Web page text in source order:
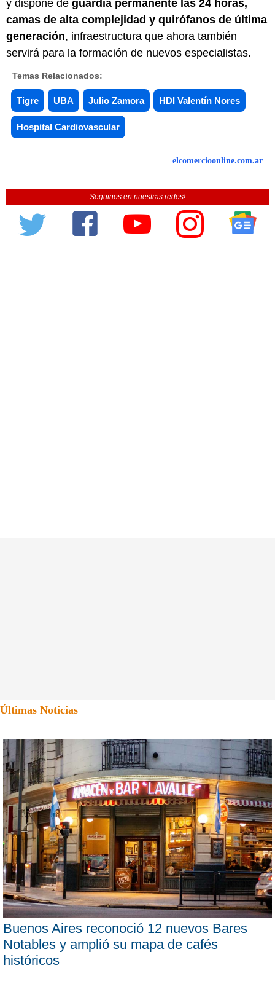
y dispone de guardia permanente las 24 horas,
camas de alta complejidad y quirófanos de última
generación, infraestructura que ahora también
servirá para la formación de nuevos especialistas.
Temas Relacionados:
Tigre UBA Julio Zamora HDI Valentín Nores
Hospital Cardiovascular
elcomercioonline.com.ar
Seguinos en nuestras redes!
Últimas Noticias
Buenos Aires reconoció 12 nuevos Bares
Notables y amplió su mapa de cafés
históricos